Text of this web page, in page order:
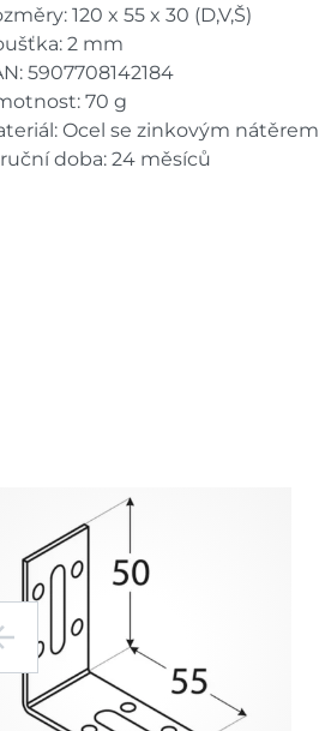
120 x 55 x 30 (D,V,Š)
2 mm
5907708142184
70 g
Ocel se zinkovým nátěrem
doba: 24 měsíců